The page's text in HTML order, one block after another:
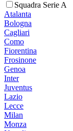
Squadra Serie A
Atalanta
Bologna
Cagliari
Como
Fiorentina
Frosinone
Genoa
Inter
Juventus
Lazio
Lecce
Milan
Monza